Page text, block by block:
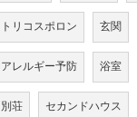
トリコスポロン 玄関
アレルギー予防 浴室
別荘 セカンドハウス